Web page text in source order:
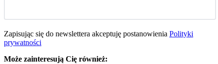
Zapisując się do newslettera akceptuję postanowienia Polityki
prywatności
Może zainteresują Cię również: